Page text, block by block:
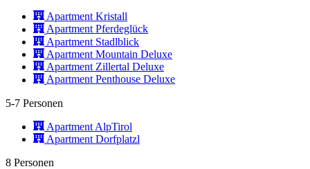
Apartment Kristall
Apartment Pferdeglück
Apartment Stadlblick
Apartment Mountain Deluxe
Apartment Zillertal Deluxe
Apartment Penthouse Deluxe
5-7 Personen
Apartment AlpTirol
Apartment Dorfplatzl
8 Personen